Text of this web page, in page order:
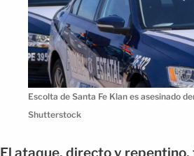
Escolta de Santa Fe Klan es asesinado
Shutterstock
El ataque, directo y